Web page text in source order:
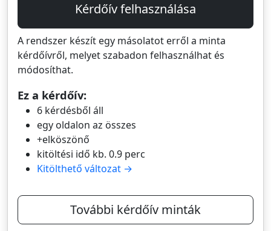
Kérdőív felhasználása
A rendszer készít egy másolatot erről a minta
kérdőívről, melyet szabadon felhasználhat és
módosíthat.
Ez a kérdőív:
6 kérdésből áll
egy oldalon az összes
+elköszönő
kitöltési idő kb. 0.9 perc
Kitölthető változat →
További kérdőív minták